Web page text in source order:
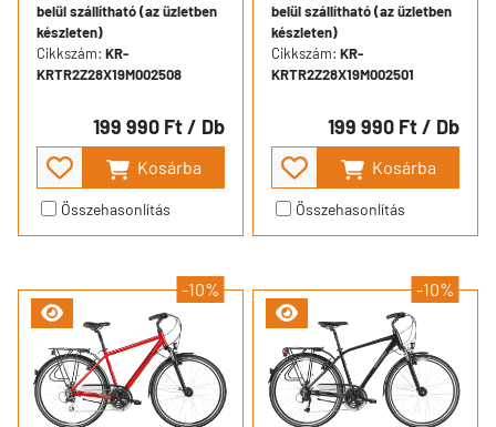
belül szállítható (az üzletben
készleten)
Cikkszám: KR-
KRTR2Z28X19M002508
199 990 Ft/ Db
Kosárba
Összehasonlítás
belül szállítható (az üzletben
készleten)
Cikkszám: KR-
KRTR2Z28X19M002501
199 990 Ft/ Db
Kosárba
Összehasonlítás
-10% -10%